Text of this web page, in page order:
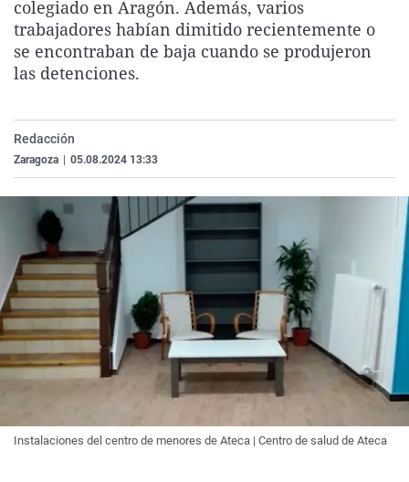
La rosa de los vientos
Gente viajera
Caso
Retornados
Extremadura
Galicia
Virales
Televisión
colegiado en Aragón. Además, varios
trabajadores habían dimitido recientemente o
se encontraban de baja cuando se produjeron
las detenciones.
Redacción
Zaragoza 05.08.2024 13:33
Instalaciones del centro de menores de Ateca | Centro de salud de Ateca